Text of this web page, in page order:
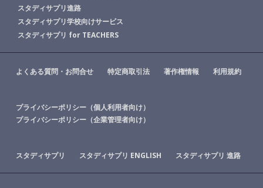
スタディサプリ進路
スタディサプリ学校向けサービス
スタディサプリ for TEACHERS
よくある質問・お問合せ 特定商取引法 著作権情報 利用規約
プライバシーポリシー（個人利用者向け）
プライバシーポリシー（企業管理者向け）
スタディサプリ スタディサプリ ENGLISH スタディサプリ 進路